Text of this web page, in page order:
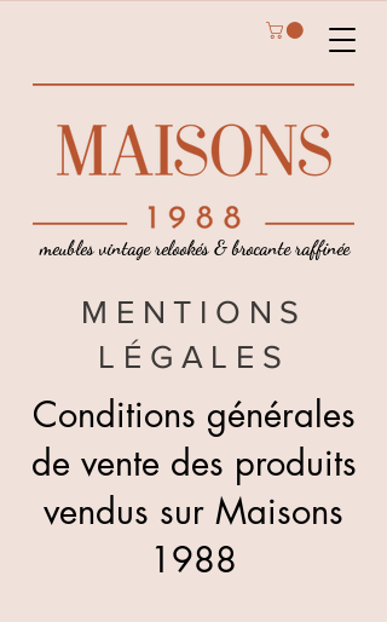
meubles vintage relookés & brocante raffinée
MENTIONS
LÉGALES
Conditions générales
de vente des produits
vendus sur Maisons
1988